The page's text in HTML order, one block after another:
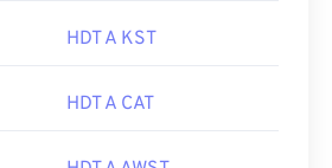
HDT A KST
HDT A CAT